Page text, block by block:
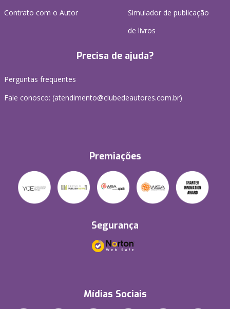
Contrato com o Autor
Simulador de publicação
de livros
Precisa de ajuda?
Perguntas frequentes
Fale conosco: (atendimento@clubedeautores.com.br)
Premiações
Segurança
Mídias Sociais